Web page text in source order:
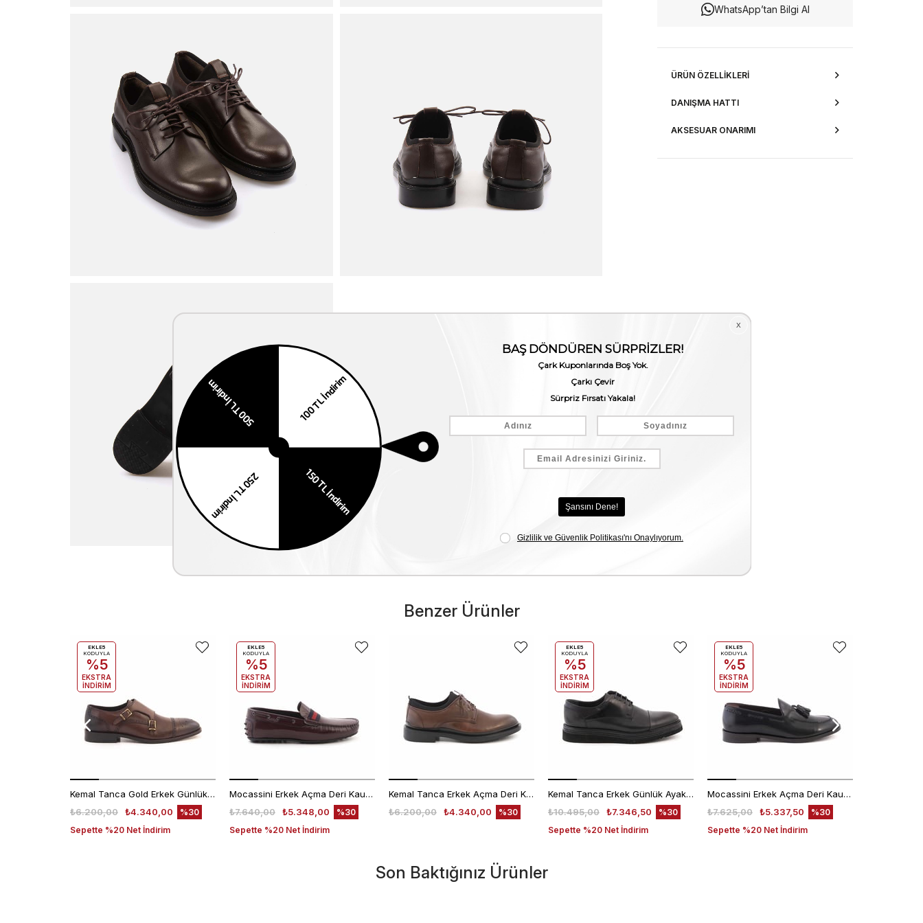
WhatsApp’tan Bilgi Al
ÜRÜN ÖZELLIKLERI
DANIŞMA HATTI
AKSESUAR ONARIMI
Benzer Ürünler
Kemal Tanca Gold Erkek Günlük Ayakkabı 6612-152
₺4.340,00
₺6.200,00
Sepette %20 Net İndirim
%30
EKLE5
KODUYLA
%5
EKSTRA
İNDİRİM
Mocassini Erkek Açma Deri Kauçuk Taban Bordo Günlük Ayakkabı
₺5.348,00
₺7.640,00
Sepette %20 Net İndirim
%30
EKLE5
KODUYLA
%5
EKSTRA
İNDİRİM
Kemal Tanca Erkek Açma Deri Kahverengi Bağcıklı Klasik Ayakkabı Kauçuk Taban 0189
₺4.340,00
₺6.200,00 %30
Kemal Tanca Erkek Günlük Ayakkabı 9430-1
₺7.346,50
₺10.495,00
Sepette %20 Net İndirim
%30
EKLE5
KODUYLA
%5
EKSTRA
İNDİRİM
Mocassini Erkek Açma Deri Kauçuk Taban Siyah Günlük Ayakkabı
₺5.337,50
₺7.625,00
Sepette %20 Net İndirim
%30
EKLE5
KODUYLA
%5
EKSTRA
İNDİRİM
Son Baktığınız Ürünler